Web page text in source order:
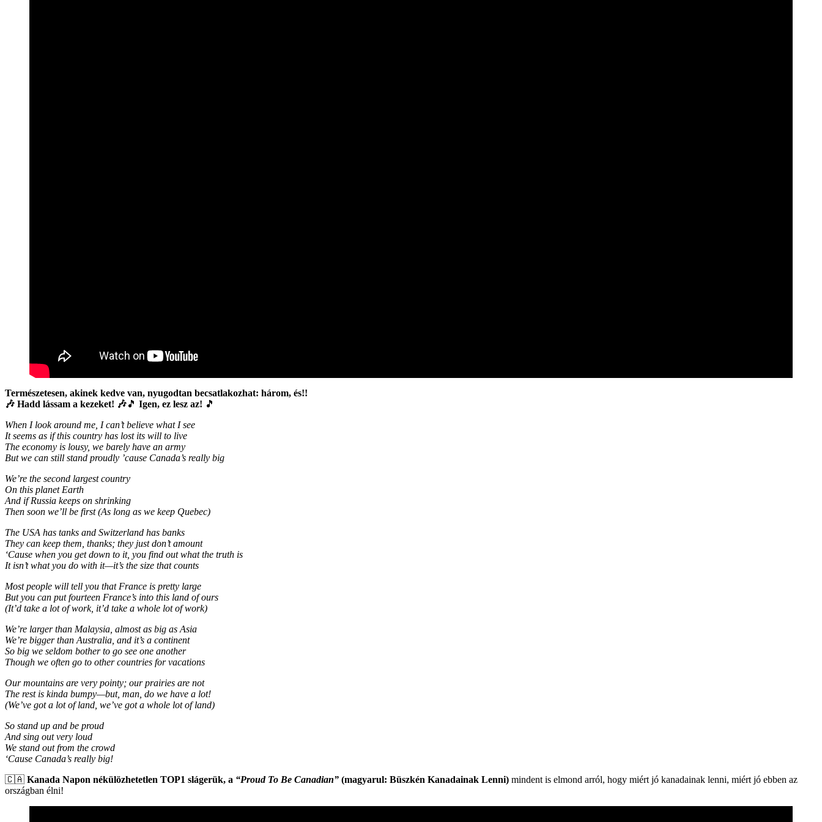
Természetesen, akinek kedve van, nyugodtan becsatlakozhat: három, és!!
🎶 Hadd lássam a kezeket! 🎶🎵 Igen, ez lesz az! 🎵
When I look around me, I can’t believe what I see
It seems as if this country has lost its will to live
The economy is lousy, we barely have an army
But we can still stand proudly ’cause Canada’s really big
We’re the second largest country
On this planet Earth
And if Russia keeps on shrinking
Then soon we’ll be first (As long as we keep Quebec)
The USA has tanks and Switzerland has banks
They can keep them, thanks; they just don’t amount
‘Cause when you get down to it, you find out what the truth is
It isn’t what you do with it—it’s the size that counts
Most people will tell you that France is pretty large
But you can put fourteen France’s into this land of ours
(It’d take a lot of work, it’d take a whole lot of work)
We’re larger than Malaysia, almost as big as Asia
We’re bigger than Australia, and it’s a continent
So big we seldom bother to go see one another
Though we often go to other countries for vacations
Our mountains are very pointy; our prairies are not
The rest is kinda bumpy—but, man, do we have a lot!
(We’ve got a lot of land, we’ve got a whole lot of land)
So stand up and be proud
And sing out very loud
We stand out from the crowd
‘Cause Canada’s really big!
🇨🇦 Kanada Napon nékülözhetetlen TOP1 slágerük, a “Proud To Be Canadian” (magyarul: Büszkén Kanadainak Lenni) mindent is elmond arról, hogy miért jó kanadainak lenni, miért jó ebben az
országban élni!